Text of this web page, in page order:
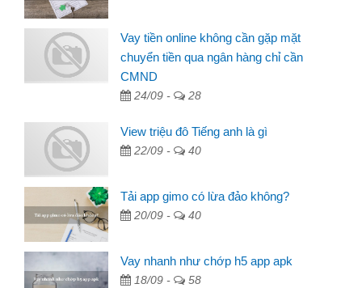
Vay tiền online không cần gặp mặt
chuyển tiền qua ngân hàng chỉ cần
CMND
24/09 - 28
View triệu đô Tiếng anh là gì
22/09 - 40
Tải app gimo có lừa đảo không?
20/09 - 40
Vay nhanh như chớp h5 app apk
18/09 - 58